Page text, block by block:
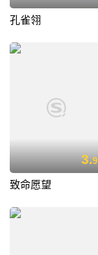
孔雀翎
3.9
致命愿望